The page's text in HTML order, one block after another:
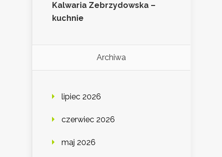
Kalwaria Zebrzydowska –
kuchnie
Archiwa
lipiec 2026
czerwiec 2026
maj 2026